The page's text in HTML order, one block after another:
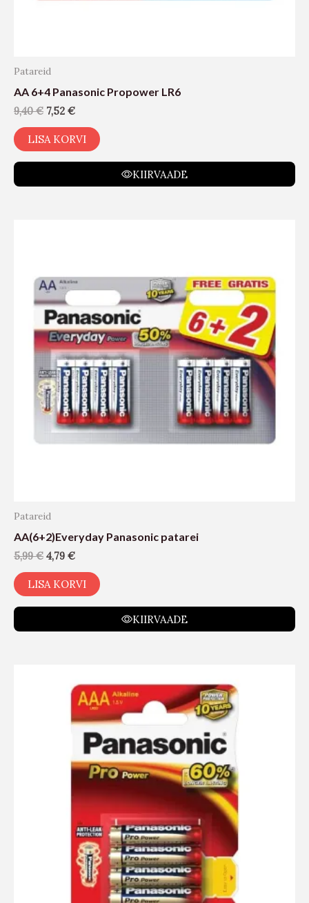
Patareid
AA 6+4 Panasonic Propower LR6
9,40€ 7,52 €
LISA KORVI
KIIRVAADE
Patareid
AA(6+2)Everyday Panasonic patarei
5,99€ 4,79 €
LISA KORVI
KIIRVAADE